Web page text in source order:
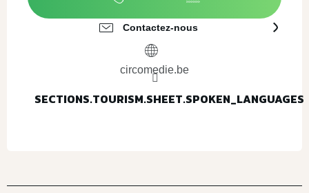
Contactez-nous
circomedie.be
SECTIONS.TOURISM.SHEET.SPOKEN_LANGUAGES
SECTIONS.TOURISM.SHEET.SPOKEN_LANGUAGES